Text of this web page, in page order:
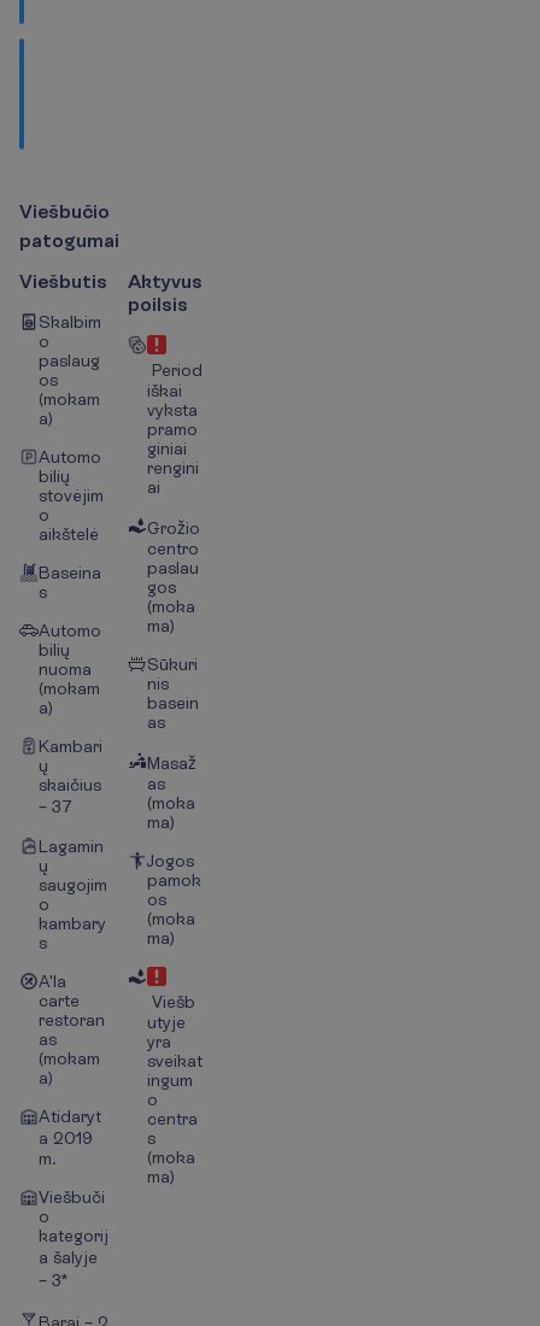
Viešbučio
patogumai
Viešbutis
Skalbim
o
paslaug
os
(mokam
a)
Automo
bilių
stovėjim
o
aikštelė
Baseina
s
Automo
bilių
nuoma
(mokam
a)
Kambari
ų
skaičius
– 37
Lagamin
ų
saugojim
o
kambary
s
A'la
carte
restoran
as
(mokam
a)
Atidaryt
a 2019
m.
Viešbuči
o
kategorij
a šalyje
– 3*
Aktyvus
poilsis
Period
iškai
vyksta
pramo
giniai
rengini
ai
Grožio
centro
paslau
gos
(moka
ma)
Sūkuri
nis
basein
as
Masaž
as
(moka
ma)
Jogos
pamok
os
(moka
ma)
Viešb
utyje
yra
sveikat
ingum
o
centra
s
(moka
ma)